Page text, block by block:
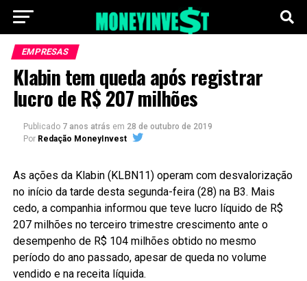
EMPRESAS
Klabin tem queda após registrar
lucro de R$ 207 milhões
Publicado 7 anos atrás em 28 de outubro de 2019
Por Redação MoneyInvest
As ações da Klabin (KLBN11) operam com desvalorização
no início da tarde desta segunda-feira (28) na B3. Mais
cedo, a companhia informou que teve lucro líquido de R$
207 milhões no terceiro trimestre crescimento ante o
desempenho de R$ 104 milhões obtido no mesmo
período do ano passado, apesar de queda no volume
vendido e na receita líquida.